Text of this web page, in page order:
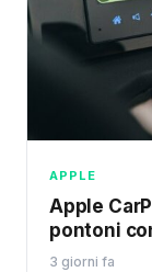
APPLE
Apple
pontoni
3 giorni fa